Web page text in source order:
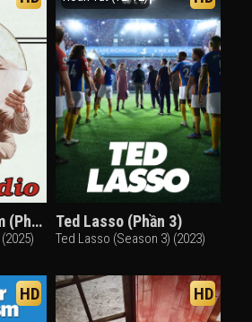
Chuyện Hãng Phim (Phần 1) Ted Lasso (Phần 3)
Ted Lasso (Season 3) (2023)
HD HD